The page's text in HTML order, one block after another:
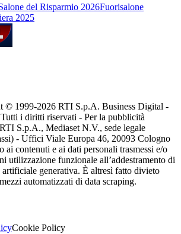
del Risparmio 2026Fuorisalone
2025
© 1999-2026 RTI S.p.A. Business Digital -
i diritti riservati - Per la pubblicità
S.p.A., Mediaset N.V., sede legale
- Uffici Viale Europa 46, 20093 Cologno
ai contenuti e ai dati personali trasmessi e/o
utilizzazione funzionale all’addestramento di
generativa. È altresì fatto divieto
automatizzati di data scraping.
Cookie Policy